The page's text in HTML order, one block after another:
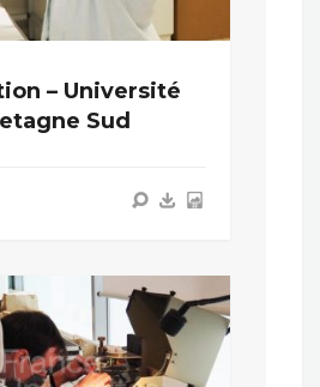
– Université
Sud